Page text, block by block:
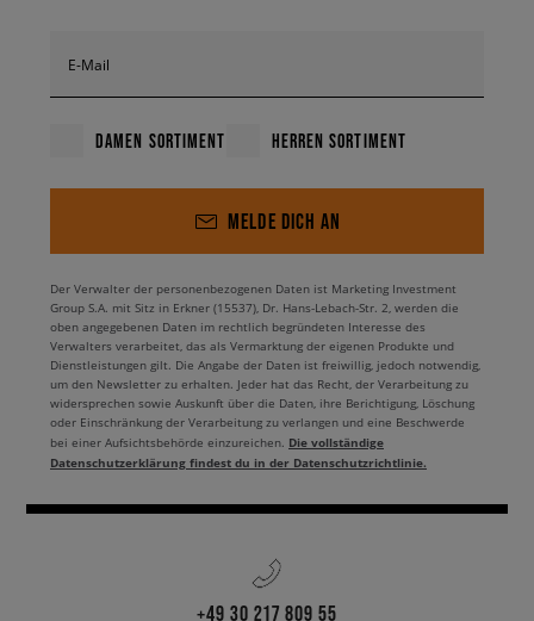
E-Mail
DAMEN SORTIMENT HERREN SORTIMENT
MELDE DICH AN
Der Verwalter der personenbezogenen Daten ist Marketing Investment
Group S.A. mit Sitz in Erkner (15537), Dr. Hans-Lebach-Str. 2, werden die
oben angegebenen Daten im rechtlich begründeten Interesse des
Verwalters verarbeitet, das als Vermarktung der eigenen Produkte und
Dienstleistungen gilt. Die Angabe der Daten ist freiwillig, jedoch notwendig,
um den Newsletter zu erhalten. Jeder hat das Recht, der Verarbeitung zu
widersprechen sowie Auskunft über die Daten, ihre Berichtigung, Löschung
oder Einschränkung der Verarbeitung zu verlangen und eine Beschwerde
bei einer Aufsichtsbehörde einzureichen. Die vollständige
Datenschutzerklärung findest du in der Datenschutzrichtlinie.
+49 30 217 809 55